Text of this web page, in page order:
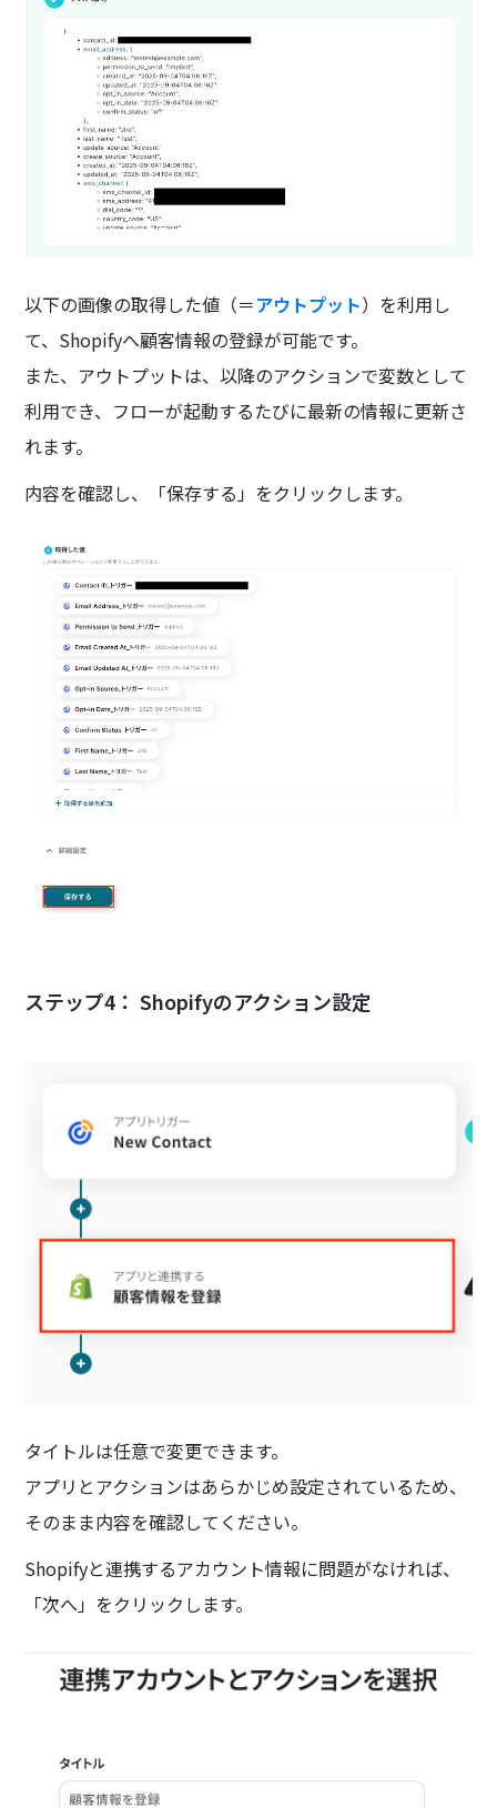
以下の画像の取得した値（＝アウトプット）を利用し
て、Shopifyへ顧客情報の登録が可能です。
また、アウトプットは、以降のアクションで変数として
利用でき、フローが起動するたびに最新の情報に更新さ
れます。
内容を確認し、「保存する」をクリックします。
ステップ4： Shopifyのアクション設定
タイトルは任意で変更できます。
アプリとアクションはあらかじめ設定されているため、
そのまま内容を確認してください。
Shopifyと連携するアカウント情報に問題がなければ、
「次へ」をクリックします。